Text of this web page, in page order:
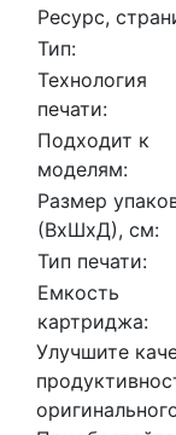
Ресурс,
Тип:
Технология
печати:
Подходит к
моделям:
Размер
(ВхШхД), см:
Тип печати:
Емкость
картриджа:
Улучшите